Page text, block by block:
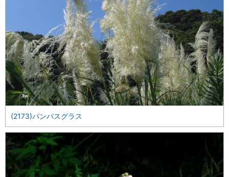
(2173)パンパスグラス